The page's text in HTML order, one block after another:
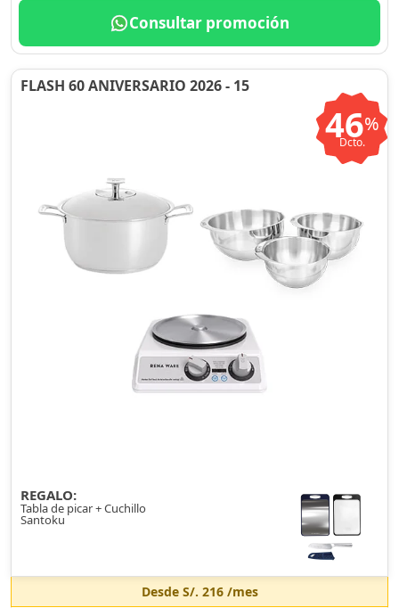
Consultar promoción
FLASH 60 ANIVERSARIO 2026 - 15
46%
Dcto.
REGALO:
Tabla de picar + Cuchillo
Santoku
Desde S/. 216/mes